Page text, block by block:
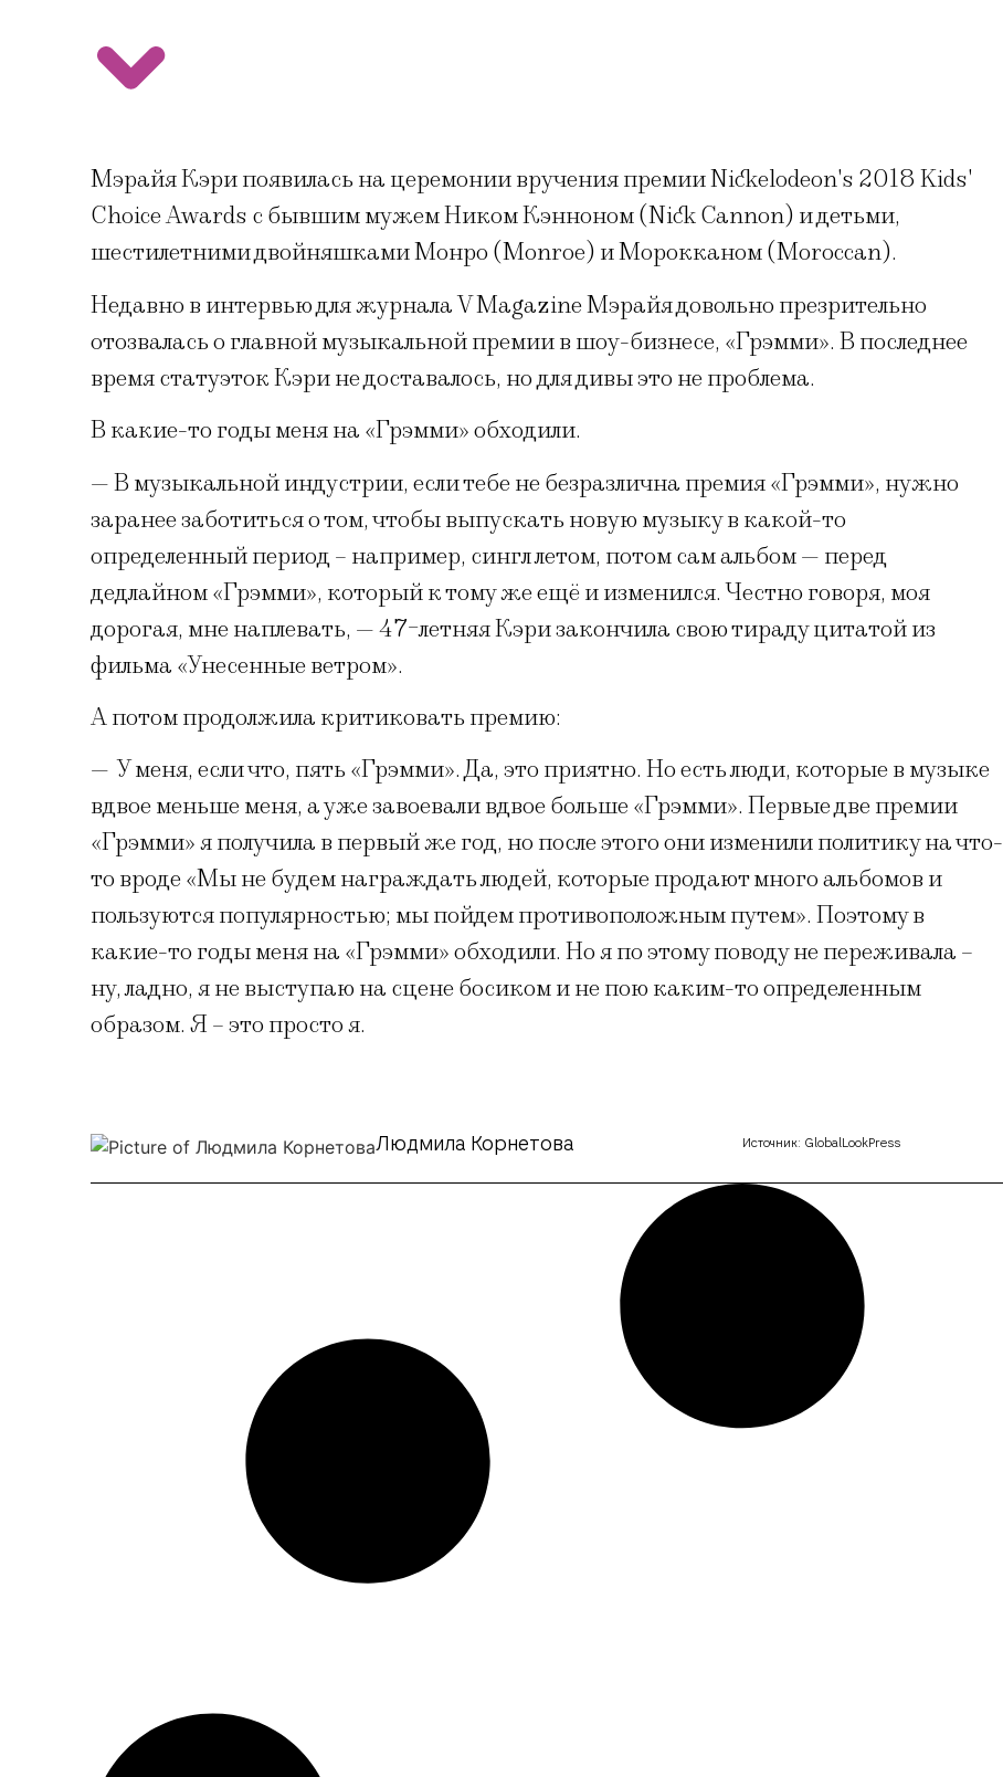
Мэрайя Кэри появилась на церемонии вручения премии Nickelodeon's 2018 Kids'
Choice Awards с бывшим мужем Ником Кэнноном (Nick Cannon) и детьми,
шестилетними двойняшками Монро (Monroe) и Морокканом (Moroccan).
Недавно в интервью для журнала V Magazine Мэрайя довольно презрительно
отозвалась о главной музыкальной премии в шоу-бизнесе, «Грэмми». В последнее
время статуэток Кэри не доставалось, но для дивы это не проблема.
В какие-то годы меня на «Грэмми» обходили.
— В музыкальной индустрии, если тебе не безразлична премия «Грэмми», нужно
заранее заботиться о том, чтобы выпускать новую музыку в какой-то
определенный период – например, сингл летом, потом сам альбом — перед
дедлайном «Грэмми», который к тому же ещё и изменился. Честно говоря, моя
дорогая, мне наплевать, — 47-летняя Кэри закончила свою тираду цитатой из
фильма «Унесенные ветром».
А потом продолжила критиковать премию:
— У меня, если что, пять «Грэмми». Да, это приятно. Но есть люди, которые в музыке
вдвое меньше меня, а уже завоевали вдвое больше «Грэмми». Первые две премии
«Грэмми» я получила в первый же год, но после этого они изменили политику на что-
то вроде «Мы не будем награждать людей, которые продают много альбомов и
пользуются популярностью; мы пойдем противоположным путем». Поэтому в
какие-то годы меня на «Грэмми» обходили. Но я по этому поводу не переживала –
ну, ладно, я не выступаю на сцене босиком и не пою каким-то определенным
образом. Я – это просто я.
Людмила Корнетова Источник: GlobalLookPress